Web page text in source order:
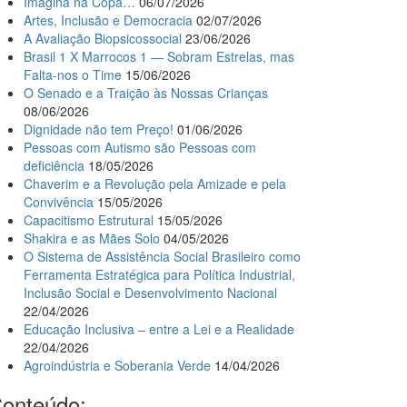
Artes, Inclusão e Democracia 02/07/2026
A Avaliação Biopsicossocial 23/06/2026
Brasil 1 X Marrocos 1 — Sobram Estrelas, mas
Falta-nos o Time 15/06/2026
O Senado e a Traição às Nossas Crianças
08/06/2026
Dignidade não tem Preço! 01/06/2026
Pessoas com Autismo são Pessoas com
deficiência 18/05/2026
Chaverim e a Revolução pela Amizade e pela
Convivência 15/05/2026
Capacitismo Estrutural 15/05/2026
Shakira e as Mães Solo 04/05/2026
O Sistema de Assistência Social Brasileiro como
Ferramenta Estratégica para Política Industrial,
Inclusão Social e Desenvolvimento Nacional
22/04/2026
Educação Inclusiva – entre a Lei e a Realidade
22/04/2026
Agroindústria e Soberania Verde 14/04/2026